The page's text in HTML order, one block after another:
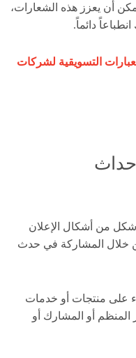
أن يعزز هذه الشعارات،
دائماً.
التسويقية لشركات
من أشكال الإعلان
خلال المشاركة في حدث
على منتجات أو خدمات
المنظم أو المشارك أو